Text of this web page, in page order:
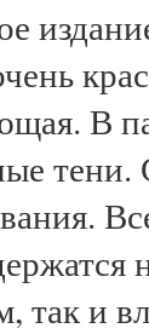
В
тени.
так и